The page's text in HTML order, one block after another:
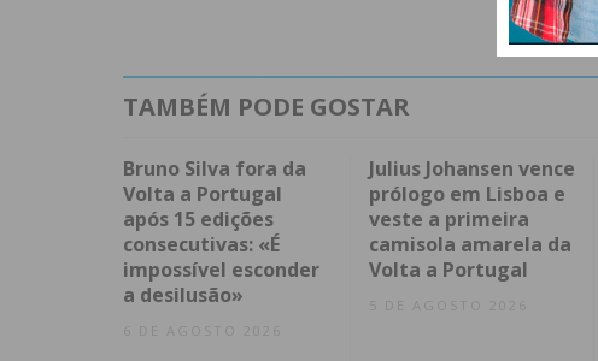
TAMBÉM PODE GOSTAR
Bruno Silva fora da
Volta a Portugal
após 15 edições
consecutivas: «É
impossível esconder
a desilusão»
6 DE AGOSTO 2026
Julius Johansen vence
prólogo em Lisboa e
veste a primeira
camisola amarela da
Volta a Portugal
5 DE AGOSTO 2026